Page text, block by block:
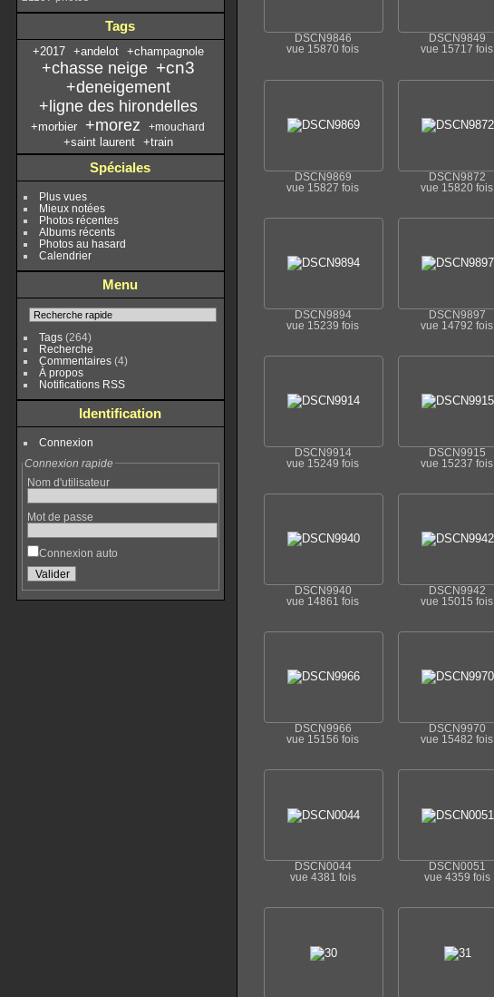
Tags
+2017 +andelot +champagnole
+chasse neige +cn3
+deneigement
+ligne des hirondelles
+morbier +morez +mouchard
+saint laurent +train
Spéciales
Plus vues
Mieux notées
Photos récentes
Albums récents
Photos au hasard
Calendrier
Menu
Tags(264)
Recherche
Commentaires(4)
À propos
Notifications RSS
Identification
Connexion
Connexion rapide
Nom d'utilisateur
Mot de passe
Connexion auto
DSCN9846
vue 15870 fois
DSCN9849
vue 15717 fois
DSCN9869
vue 15827 fois
DSCN9872
vue 15820 fois
DSCN9894
vue 15239 fois
DSCN9897
vue 14792 fois
DSCN9914
vue 15249 fois
DSCN9915
vue 15237 fois
DSCN9940
vue 14861 fois
DSCN9942
vue 15015 fois
DSCN9966
vue 15156 fois
DSCN9970
vue 15482 fois
DSCN0044
vue 4381 fois
DSCN0051
vue 4359 fois